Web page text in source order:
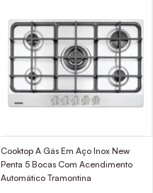
Cooktop A Gás Em Aço Inox New
Penta 5 Bocas Com Acendimento
Automático Tramontina